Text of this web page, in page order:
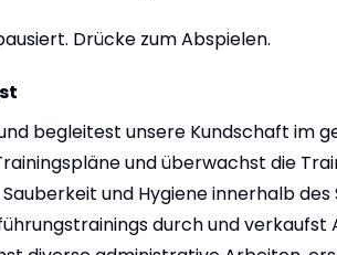
Drücke zum Abspielen.
begleitest unsere Kundschaft im
und überwachst die
und Hygiene innerhalb des
durch und